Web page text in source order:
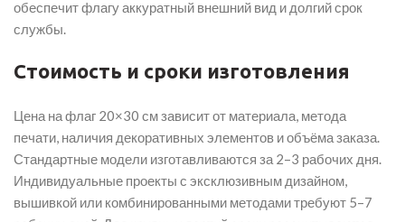
обеспечит флагу аккуратный внешний вид и долгий срок
службы.
Стоимость и сроки изготовления
Цена на флаг 20×30 см зависит от материала, метода
печати, наличия декоративных элементов и объёма заказа.
Стандартные модели изготавливаются за 2–3 рабочих дня.
Индивидуальные проекты с эксклюзивным дизайном,
вышивкой или комбинированными методами требуют 5–7